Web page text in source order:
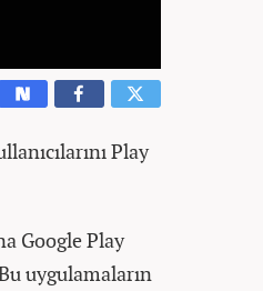
Play
Google Play
uygulamaların